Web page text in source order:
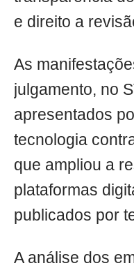
e direito a
As
julgamento, no
apresentados
tecnologia
que ampliou a
plataformas
publicados por
A análise dos